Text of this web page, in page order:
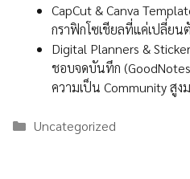
CapCut & Canva
กราฟิกโซเชียลที่แค่เปลี่ยน
Digital Planners &
ชอบจดบันทึก
ความเป็น Community สูง
Categories
Uncategorized